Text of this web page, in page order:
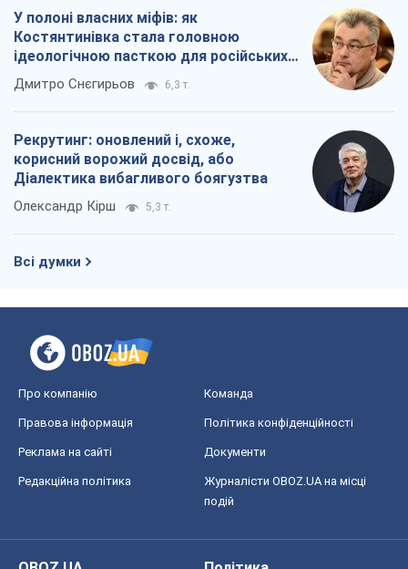
У полоні власних міфів: як
Костянтинівка стала головною
ідеологічною пасткою для російських
окупантів
Дмитро Снєгирьов 6,3 т.
Рекрутинг: оновлений і, схоже,
корисний ворожий досвід, або
Діалектика вибагливого боягузтва
Олександр Кірш 5,3 т.
Всі думки
Про компанію Команда
Правова інформація Політика конфіденційності
Реклама на сайті Документи
Редакційна політика
Журналісти OBOZ.UA на місці
подій